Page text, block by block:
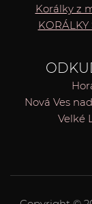
Korálky z
KORÁLKY
Nová Ves
Velké